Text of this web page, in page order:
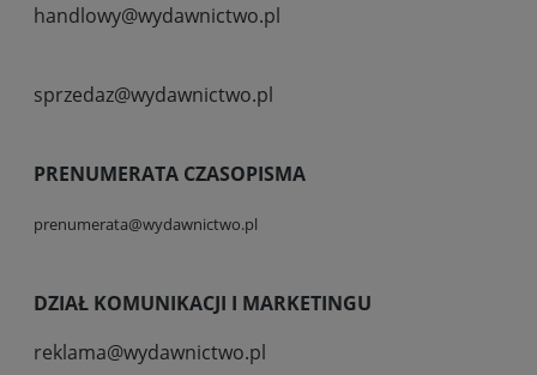
handlowy@wydawnictwo.pl
sprzedaz@wydawnictwo.pl
PRENUMERATA CZASOPISMA
prenumerata@wydawnictwo.pl
DZIAŁ KOMUNIKACJI I MARKETINGU
reklama@wydawnictwo.pl